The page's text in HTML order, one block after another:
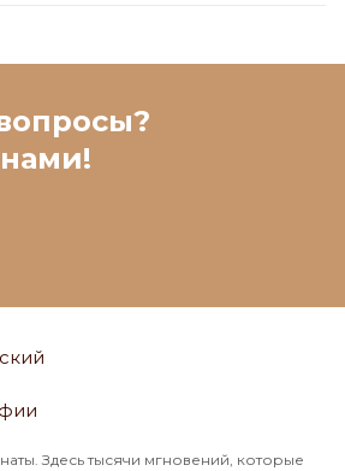
Здесь тысячи мгновений, которые